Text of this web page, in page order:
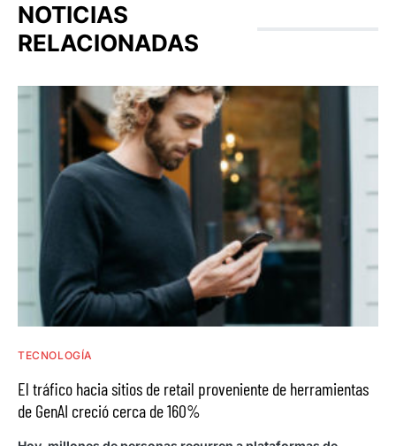
NOTICIAS
RELACIONADAS
TECNOLOGÍA
El tráfico hacia sitios de retail proveniente de herramientas
de GenAI creció cerca de 160%